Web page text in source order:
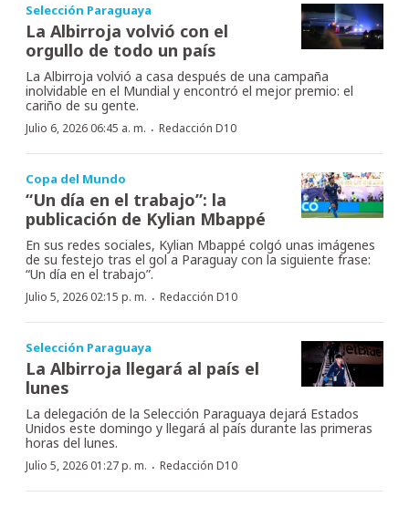
Selección Paraguaya
La Albirroja volvió con el
orgullo de todo un país
La Albirroja volvió a casa después de una campaña
inolvidable en el Mundial y encontró el mejor premio: el
cariño de su gente.
Julio 6, 2026 06:45 a. m. · Redacción D10
Copa del Mundo
“Un día en el trabajo”: la
publicación de Kylian Mbappé
En sus redes sociales, Kylian Mbappé colgó unas imágenes
de su festejo tras el gol a Paraguay con la siguiente frase:
“Un día en el trabajo”.
Julio 5, 2026 02:15 p. m. · Redacción D10
Selección Paraguaya
La Albirroja llegará al país el
lunes
La delegación de la Selección Paraguaya dejará Estados
Unidos este domingo y llegará al país durante las primeras
horas del lunes.
Julio 5, 2026 01:27 p. m. · Redacción D10